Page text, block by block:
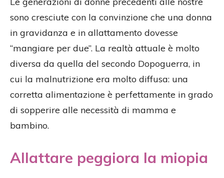
sono cresciute con la convinzione che una donna
in gravidanza e in allattamento dovesse
“mangiare per due”. La realtà attuale è molto
diversa da quella del secondo Dopoguerra, in
cui la malnutrizione era molto diffusa: una
corretta alimentazione è perfettamente in grado
di sopperire alle necessità di mamma e
bambino.
Allattare peggiora la miopia